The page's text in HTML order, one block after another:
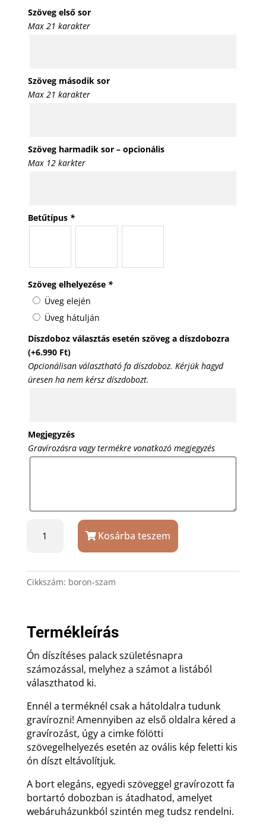
Szöveg első sor
Max 21 karakter
Szöveg második sor
Max 21 karakter
Szöveg harmadik sor – opcionális
Max 12 karkter
Betűtípus *
Szöveg elhelyezése *
Üveg elején
Üveg hátulján
Díszdoboz választás esetén szöveg a díszdobozra
(+6.990 Ft)
Opcionálisan választható fa díszdoboz. Kérjük hagyd
üresen ha nem kérsz díszdobozt.
Megjegyzés
Gravírozásra vagy termékre vonatkozó megjegyzés
vörösbor
születésnapra
Kosárba teszem
Cikkszám: boron-szam
Termékleírás
Ón díszítéses palack születésnapra
számozással, melyhez a számot a listából
választhatod ki.
Ennél a terméknél csak a hátoldalra tudunk
gravírozni! Amennyiben az első oldalra kéred a
gravírozást, úgy a cimke fölötti
szövegelhelyezés esetén az ovális kép feletti kis
ón díszt eltávolítjuk.
A bort elegáns, egyedi szöveggel gravírozott fa
bortartó dobozban is átadhatod, amelyet
webáruházunkból szintén meg tudsz rendelni.